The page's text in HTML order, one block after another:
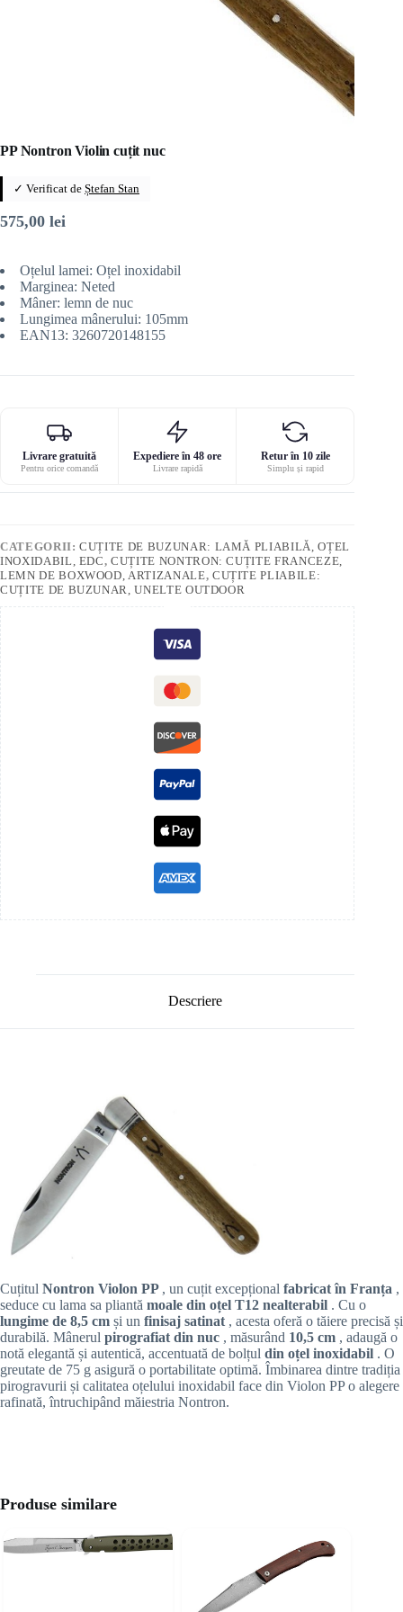
PP Nontron Violin cuțit nuc
✓ Verificat de Ștefan Stan
575,00 lei
Oțelul lamei: Oțel inoxidabil
Marginea: Neted
Mâner: lemn de nuc
Lungimea mânerului: 105mm
EAN13: 3260720148155
Livrare gratuită
Pentru orice comandă
Expediere în 48 ore
Livrare rapidă
Retur în 10 zile
Simplu și rapid
CATEGORII:CUȚITE DE BUZUNAR: LAMĂ PLIABILĂ, OȚEL
INOXIDABIL, EDC,CUȚITE NONTRON: CUȚITE FRANCEZE,
LEMN DE BOXWOOD, ARTIZANALE, CUȚITE PLIABILE:
CUȚITE DE BUZUNAR, UNELTE OUTDOOR
Descriere
Cuțitul Nontron Violon PP , un cuțit excepțional fabricat în Franța ,
seduce cu lama sa pliantă moale din oțel T12 nealterabil . Cu o
lungime de 8,5 cm și un finisaj satinat , acesta oferă o tăiere precisă și
durabilă. Mânerul pirografiat din nuc , măsurând 10,5 cm , adaugă o
notă elegantă și autentică, accentuată de bolțul din oțel inoxidabil . O
greutate de 75 g asigură o portabilitate optimă. Îmbinarea dintre tradiția
pirogravurii și calitatea oțelului inoxidabil face din Violon PP o alegere
rafinată, întruchipând măiestria Nontron.
Produse similare